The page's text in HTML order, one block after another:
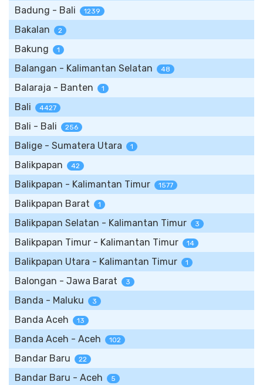
Badung - Bali 1239
Bakalan 2
Bakung 1
Balangan - Kalimantan Selatan 48
Balaraja - Banten 1
Bali 4427
Bali - Bali 256
Balige - Sumatera Utara 1
Balikpapan 42
Balikpapan - Kalimantan Timur 1577
Balikpapan Barat 1
Balikpapan Selatan - Kalimantan Timur 3
Balikpapan Timur - Kalimantan Timur 14
Balikpapan Utara - Kalimantan Timur 1
Balongan - Jawa Barat 3
Banda - Maluku 3
Banda Aceh 13
Banda Aceh - Aceh 102
Bandar Baru 22
Bandar Baru - Aceh 5